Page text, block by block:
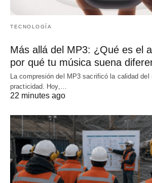
TECNOLOGÍA
Más allá del MP3: ¿Qué es el
por qué tu música suena
La compresión del MP3 sacrificó la calidad
practicidad. Hoy,…
22 minutes ago